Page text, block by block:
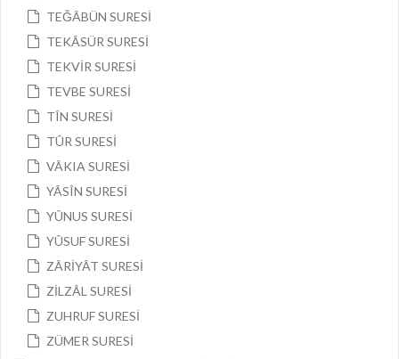
TEĞÂBÜN SURESİ
TEKÂSÜR SURESİ
TEKVİR SURESİ
TEVBE SURESİ
TÎN SURESİ
TÛR SURESİ
VÂKIA SURESİ
YÂSÎN SURESİ
YÛNUS SURESİ
YÛSUF SURESİ
ZÂRİYÂT SURESİ
ZİLZÂL SURESİ
ZUHRUF SURESİ
ZÜMER SURESİ